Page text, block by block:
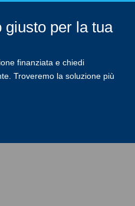
giusto per la tua
finanziata e chiedi
Troveremo la soluzione più